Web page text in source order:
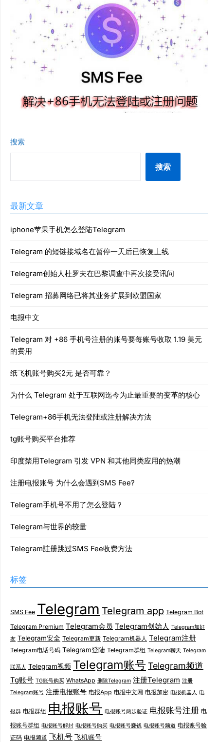
搜索
搜索
最新文章
iphone苹果手机怎么登陆Telegram
Telegram 的短链接域名在暂停一天后已恢复上线
Telegram创始人杜罗夫在巴黎调查中再次接受讯问
Telegram 招募网络已将其业务扩展到欧盟国家
电报中文
Telegram 对 +86 手机号注册的账号要每账号收取 1.19 美元
的费用
纸飞机账号购买2元 是否可靠？
为什么 Telegram 处于互联网迄今为止最重要的变革的核心
Telegram+86手机无法登陆或注册解决方法
tg账号购买平台推荐
印度禁用Telegram 引发 VPN 和其他同类应用的热潮
注册电报账号 为什么会遇到SMS Fee?
Telegram手机号不用了怎么登陆？
Telegram与世界的较量
Telegram註册跳过SMS Fee收费方法
标签
SMS Fee Telegram Telegram app Telegram Bot
Telegram Premium Telegram会员 Telegram创始人 Telegram加好
友 Telegram安全 Telegram更新 Telegram机器人 Telegram注册
Telegram电话号码 Telegram登陆 Telegram群组 Telegram聊天 Telegram
联系人 Telegram视频 Telegram账号 Telegram频道
Tg账号 TG账号购买 WhatsApp 删除Telegram 注册Telegram 注册
Telegram账号 注册电报账号 电报App 电报中文网 电报加密 电报机器人 电
报群 电报群组 电报账号 电报账号两步验证 电报账号注册 电
报账号群组 电报账号解封 电报账号购买 电报账号赚钱 电报账号频道 电报账号验
证码 电报频道 飞机号 飞机账号